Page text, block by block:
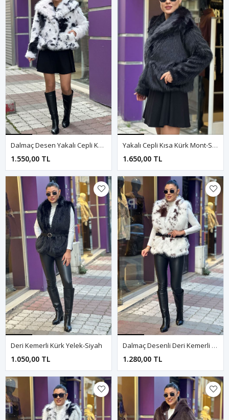
Dalmaç Desen Yakalı Cepli Kürk Mont-Siyah
1.550,00 TL
Yakalı Cepli Kısa Kürk Mont-Siyah
1.650,00 TL
Deri Kemerli Kürk Yelek-Siyah
1.050,00 TL
Dalmaç Desenli Deri Kemerli Kürk Yelek-Kahve
1.280,00 TL